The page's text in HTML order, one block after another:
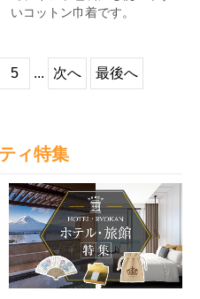
いコットン巾着です。
5 ... 次へ 最後へ
ィ特集